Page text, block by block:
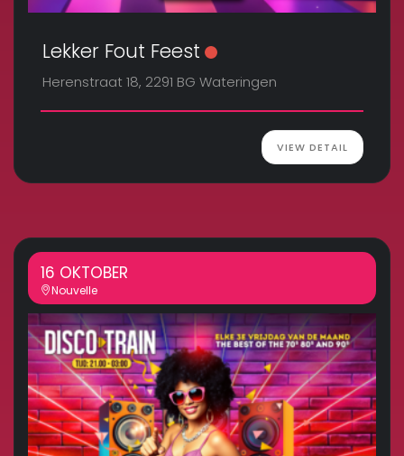
Lekker Fout Feest
Herenstraat 18, 2291 BG Wateringen
VIEW DETAIL
16 OKTOBER
Nouvelle